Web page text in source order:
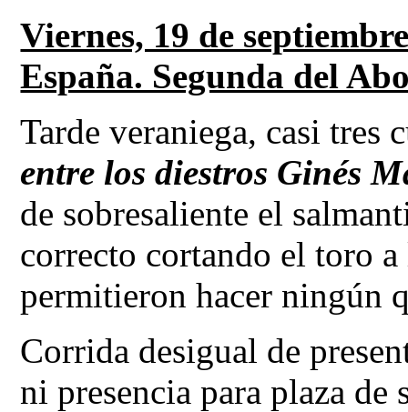
Viernes, 19 de
España. Segunda del
Tarde veraniega, casi tres
entre los diestros Ginés
de sobresaliente el
correcto cortando el toro
permitieron hacer ningún
Corrida desigual de
ni presencia para plaza de